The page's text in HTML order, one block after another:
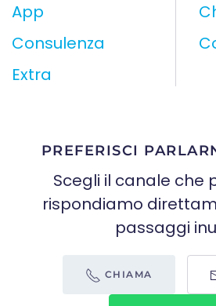
App
Consulenza
Extra
PREFERISCI
Scegli il canale che
rispondiamo
passaggi
CHIAMA